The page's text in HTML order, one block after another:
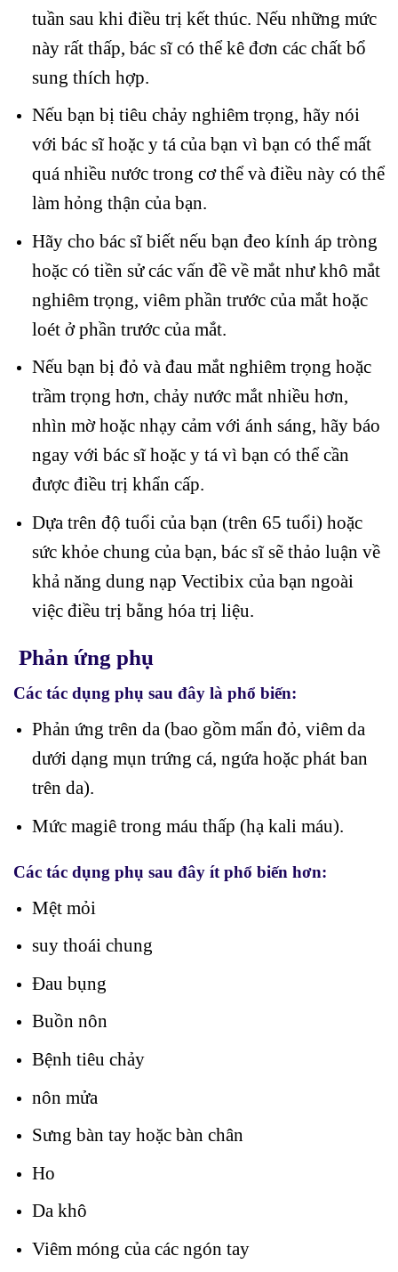
tuần sau khi điều trị kết thúc. Nếu những mức
này rất thấp, bác sĩ có thể kê đơn các chất bổ
sung thích hợp.
Nếu bạn bị tiêu chảy nghiêm trọng, hãy nói
với bác sĩ hoặc y tá của bạn vì bạn có thể mất
quá nhiều nước trong cơ thể và điều này có thể
làm hỏng thận của bạn.
Hãy cho bác sĩ biết nếu bạn đeo kính áp tròng
hoặc có tiền sử các vấn đề về mắt như khô mắt
nghiêm trọng, viêm phần trước của mắt hoặc
loét ở phần trước của mắt.
Nếu bạn bị đỏ và đau mắt nghiêm trọng hoặc
trầm trọng hơn, chảy nước mắt nhiều hơn,
nhìn mờ hoặc nhạy cảm với ánh sáng, hãy báo
ngay với bác sĩ hoặc y tá vì bạn có thể cần
được điều trị khẩn cấp.
Dựa trên độ tuổi của bạn (trên 65 tuổi) hoặc
sức khỏe chung của bạn, bác sĩ sẽ thảo luận về
khả năng dung nạp Vectibix của bạn ngoài
việc điều trị bằng hóa trị liệu.
Phản ứng phụ
Các tác dụng phụ sau đây là phổ biến:
Phản ứng trên da (bao gồm mẩn đỏ, viêm da
dưới dạng mụn trứng cá, ngứa hoặc phát ban
trên da).
Mức magiê trong máu thấp (hạ kali máu).
Các tác dụng phụ sau đây ít phổ biến hơn:
Mệt mỏi
suy thoái chung
Đau bụng
Buồn nôn
Bệnh tiêu chảy
nôn mửa
Sưng bàn tay hoặc bàn chân
Ho
Da khô
Viêm móng của các ngón tay